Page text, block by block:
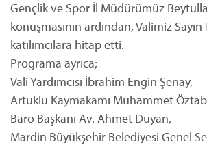
Gençlik ve Spor İl Müdürümüz
konuşmasının ardından, Valimiz
katılımcılara hitap etti.
Programa ayrıca;
Vali Yardımcısı İbrahim Engin Şenay,
Artuklu Kaymakamı Muhammet
Baro Başkanı Av. Ahmet Duyan,
Mardin Büyükşehir Belediyesi Genel